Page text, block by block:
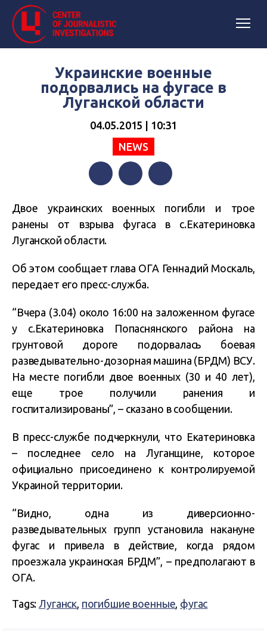
Украинские военные
подорвались на фугасе в
Луганской области
04.05.2015 | 10:31
NEWS
Двое украинских военных погибли и трое
ранены от взрыва фугаса в с.Екатериновка
Луганской области.
Об этом сообщает глава ОГА Геннадий Москаль,
передает его пресс-служба.
“Вчера (3.04) около 16:00 на заложенном фугасе
у с.Екатериновка Попаснянского района на
грунтовой дороге подорвалась боевая
разведывательно-дозорная машина (БРДМ) ВСУ.
На месте погибли двое военных (30 и 40 лет),
еще трое получили ранения и
госпитализированы”, – сказано в сообщении.
В пресс-службе подчеркнули, что Екатериновка
– последнее село на Луганщине, которое
официально присоединено к контролируемой
Украиной территории.
“Видно, одна из диверсионно-
разведывательных групп установила накануне
фугас и привела в действие, когда рядом
проезжала украинская БРДМ”, – предполагают в
ОГА.
Tags:Луганск, погибшие военные, фугас